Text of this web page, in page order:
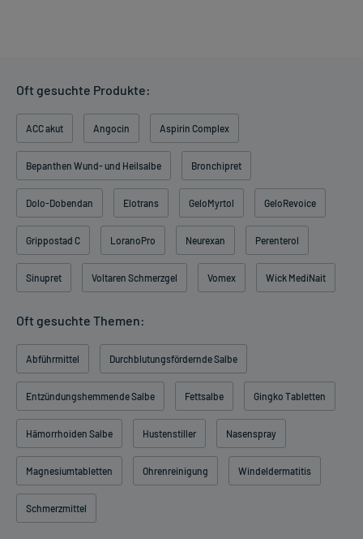
Oft gesuchte Produkte:
ACC akut Angocin Aspirin Complex
Bepanthen Wund- und Heilsalbe Bronchipret
Dolo-Dobendan Elotrans GeloMyrtol GeloRevoice
Grippostad C LoranoPro Neurexan Perenterol
Sinupret Voltaren Schmerzgel Vomex Wick MediNait
Oft gesuchte Themen:
Abführmittel Durchblutungsfördernde Salbe
Entzündungshemmende Salbe Fettsalbe Gingko Tabletten
Hämorrhoiden Salbe Hustenstiller Nasenspray
Magnesiumtabletten Ohrenreinigung Windeldermatitis
Schmerzmittel